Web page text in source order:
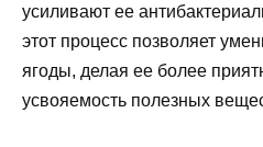
усиливают ее
этот процесс позволяет
ягоды, делая ее более
усвояемость полезных